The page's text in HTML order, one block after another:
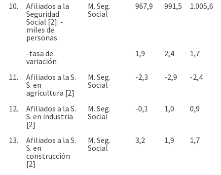
10.
Afiliados a la
Seguridad
Social [2]: -
miles de
personas
M. Seg.
Social
967,9 991,5 1.005,6
-tasa de
variación
1,9 2,4 1,7
11.
Afiliados a la S.
S. en
agricultura [2]
M. Seg.
Social
-2,3 -2,9 -2,4
12.
Afiliados a la S.
S. en industria
[2]
M. Seg.
Social
-0,1 1,0 0,9
13.
Afiliados a la S.
S. en
construcción
[2]
M. Seg.
Social
3,2 1,9 1,7